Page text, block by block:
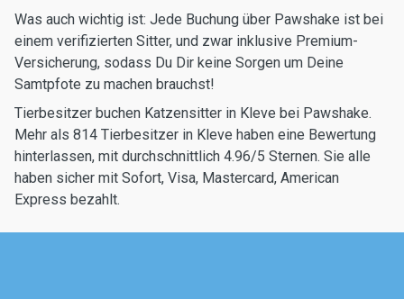
Was auch wichtig ist: Jede Buchung über Pawshake ist bei
einem verifizierten Sitter, und zwar inklusive Premium-
Versicherung, sodass Du Dir keine Sorgen um Deine
Samtpfote zu machen brauchst!
Tierbesitzer buchen Katzensitter in Kleve bei Pawshake.
Mehr als 814 Tierbesitzer in Kleve haben eine Bewertung
hinterlassen, mit durchschnittlich 4.96/5 Sternen. Sie alle
haben sicher mit Sofort, Visa, Mastercard, American
Express bezahlt.